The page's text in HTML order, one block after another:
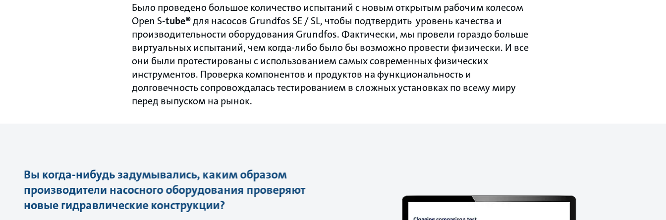
Было проведено большое количество испытаний с новым открытым рабочим колесом
Open S-tube®для насосов Grundfos SE / SL, чтобы подтвердить уровень качества и
производительности оборудования Grundfos. Фактически, мы провели гораздо больше
виртуальных испытаний, чем когда-либо было бы возможно провести физически. И все
они были протестированы с использованием самых современных физических
инструментов. Проверка компонентов и продуктов на функциональность и
долговечность сопровождалась тестированием в сложных установках по всему миру
перед выпуском на рынок.
Вы когда-нибудь задумывались, каким образом
производители насосного оборудования проверяют
новые гидравлические конструкции?